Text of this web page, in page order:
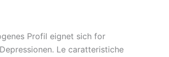
Profil eignet sich for
Le caratteristiche